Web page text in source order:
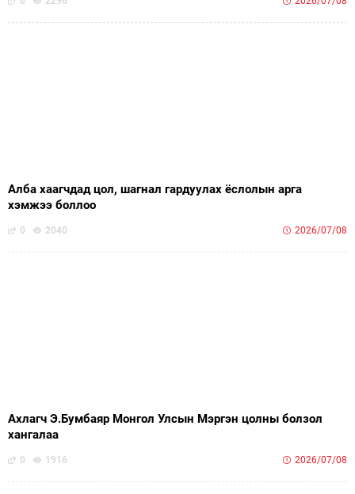
Алба хаагчдад цол, шагнал гардуулах ёслолын арга
хэмжээ боллоо
0 2040 2026/07/08
Ахлагч Э.Бумбаяр Монгол Улсын Мэргэн цолны болзол
хангалаа
0 1916 2026/07/08